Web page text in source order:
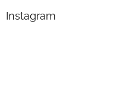
Instagram